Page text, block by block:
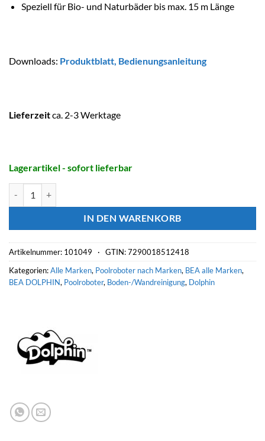
Speziell für Bio- und Naturbäder bis max. 15 m Länge
Downloads: Produktblatt Bedienungsanleitung
Lieferzeitca. 2-3 Werktage
Lagerartikel - sofort lieferbar
IN DEN WARENKORB
Artikelnummer: 101049 · GTIN: 7290018512418
Kategorien:Alle Marken, Poolroboter nach Marken, BEA alle Marken,
BEA DOLPHIN, Poolroboter, Boden-/Wandreinigung, Dolphin